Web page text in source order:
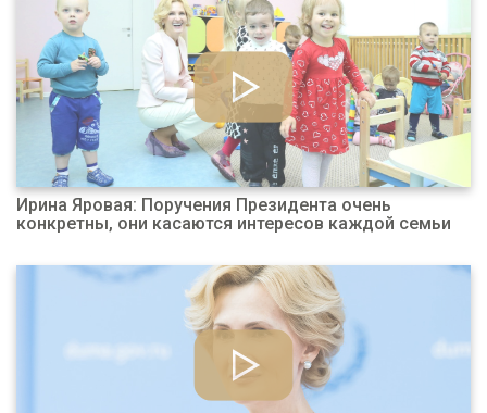
Ирина Яровая: Поручения Президента очень
конкретны, они касаются интересов каждой семьи